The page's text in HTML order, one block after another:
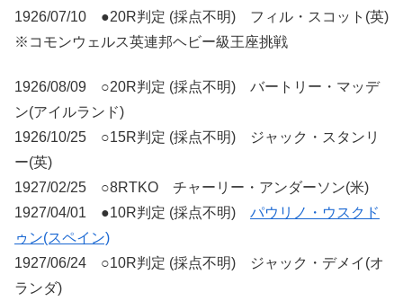
1926/07/10 ●20R判定 (採点不明) フィル・スコット(英)
※コモンウェルス英連邦ヘビー級王座挑戦
1926/08/09 ○20R判定 (採点不明) バートリー・マッデ
ン(アイルランド)
1926/10/25 ○15R判定 (採点不明) ジャック・スタンリ
ー(英)
1927/02/25 ○8RTKO チャーリー・アンダーソン(米)
1927/04/01 ●10R判定 (採点不明) パウリノ・ウスクド
ゥン(スペイン)
1927/06/24 ○10R判定 (採点不明) ジャック・デメイ(オ
ランダ)